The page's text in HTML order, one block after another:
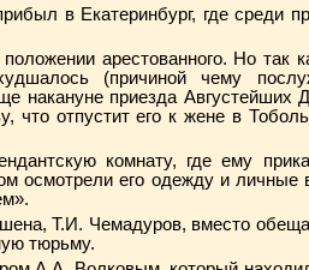
в Екатеринбург, где среди
арестованного. Но так
(причиной чему
накануне приезда Августейших
что отпустит его к жене в
комнату, где ему
осмотрели его одежду и личные
Т.И. Чемадуров, вместо
тюрьму.